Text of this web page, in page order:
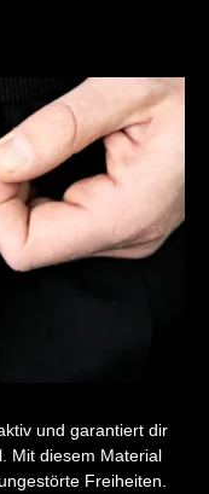
und garantiert dir
Mit diesem Material
Freiheiten.